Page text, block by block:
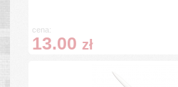
cena:
13.00 zł